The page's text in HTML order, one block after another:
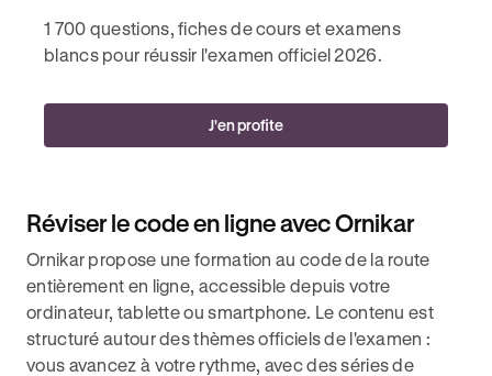
1 700 questions, fiches de cours et examens
blancs pour réussir l'examen officiel 2026.
J'en profite
Réviser le code en ligne avec Ornikar
Ornikar propose une formation au code de la route
entièrement en ligne, accessible depuis votre
ordinateur, tablette ou smartphone. Le contenu est
structuré autour des thèmes officiels de l'examen :
vous avancez à votre rythme, avec des séries de